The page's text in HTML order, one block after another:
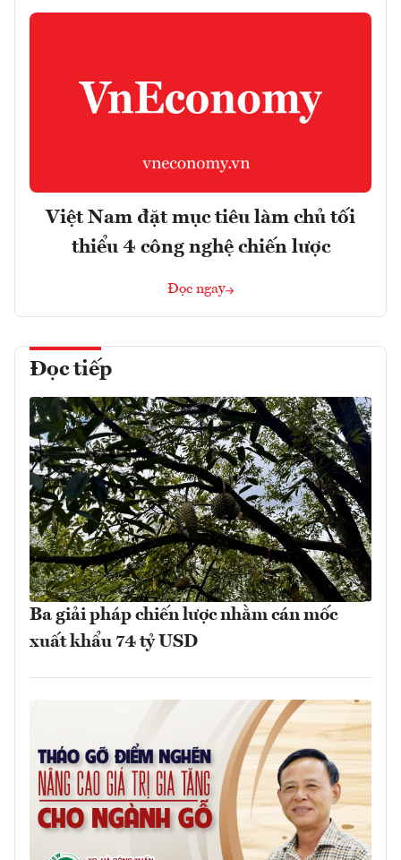
Việt Nam đặt mục tiêu làm chủ tối
thiểu 4 công nghệ chiến lược
Đọc ngay
Đọc tiếp
Ba giải pháp chiến lược nhằm cán mốc
xuất khẩu 74 tỷ USD